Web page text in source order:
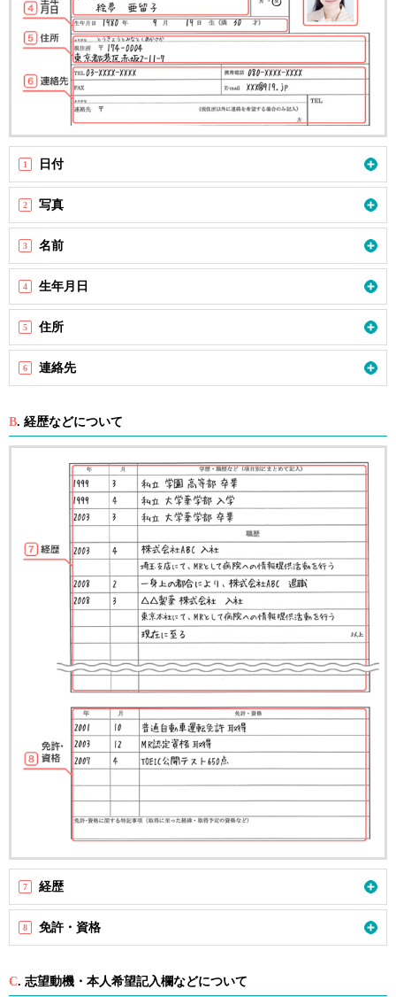
女性MRのキャリア
MRからのキャリアチェンジ
未経験からMRを目指す
営業所長・エリアマネージャーの転職
お役立ちコンテンツ
転職ネゴシエーション
行きたい企業に希望の条件で転職。交渉力と情報力に特化した転
職支援サービス。
転職ネゴシエーションとは
採用開始アラート
気になる会社でMRの募集が発生した瞬間、お知らせを受け取る
ことができます。
メールアドレスだけでOK。登録はこちら(携帯・PC可)
アラートをonにする
採用開始アラートとは
製薬メーカー・CSO最新動向
MR転職Q&A
PC版トップへ 閉じる
1 日付
2 写真
3 名前
4 生年月日
5 住所
6 連絡先
B. 経歴などについて
7 経歴
8 免許・資格
C. 志望動機・本人希望記入欄などについて